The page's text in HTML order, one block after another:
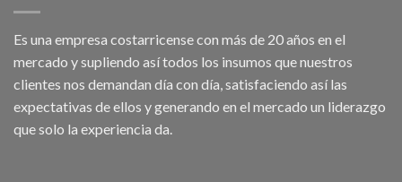
Es una empresa costarricense con más de 20 años en el
mercado y supliendo así todos los insumos que nuestros
clientes nos demandan día con día, satisfaciendo así las
expectativas de ellos y generando en el mercado un liderazgo
que solo la experiencia da.